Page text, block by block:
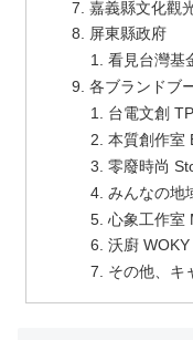
嘉義縣文化觀
屏東縣政府
看見台灣基
各ブランドブ
台電文創
本質創作室
零廢時尚
みんなの地
心象工作室
沃廚 WOKY
その他、キ